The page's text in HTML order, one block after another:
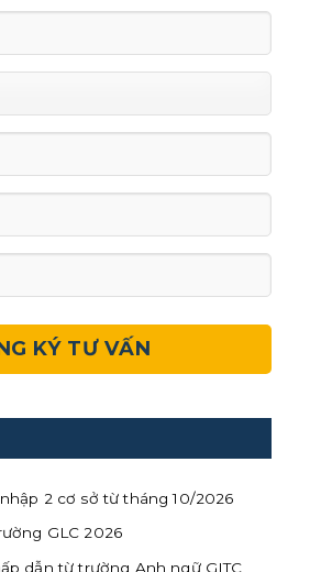
2 cơ sở từ tháng 10/2026
GLC 2026
dẫn từ trường Anh ngữ GITC